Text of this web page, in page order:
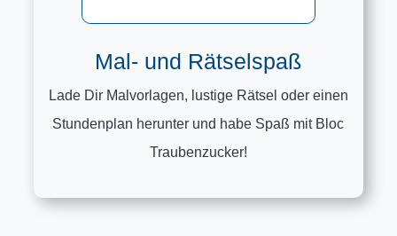
Mal- und Rätselspaß
Lade Dir Malvorlagen, lustige Rätsel oder einen
Stundenplan herunter und habe Spaß mit Bloc
Traubenzucker!